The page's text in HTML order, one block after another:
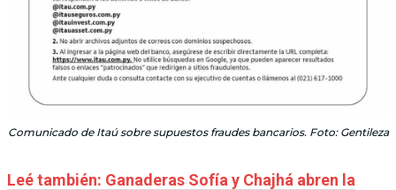
Comunicado de Itaú sobre supuestos fraudes bancarios. Foto: Gentileza
Leé también: Ganaderas Sofía y Chajhá abren la